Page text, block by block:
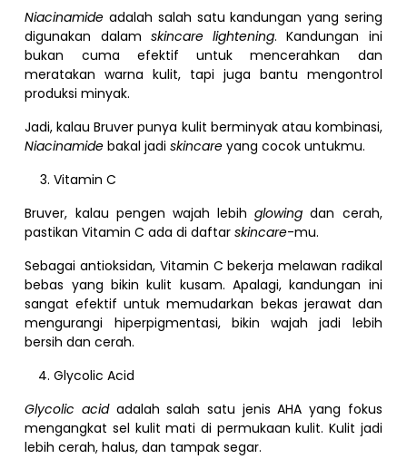
Niacinamideadalah salah satu kandungan yang sering
digunakan dalam skincare lightening. Kandungan ini
bukan cuma efektif untuk mencerahkan dan
meratakan warna kulit, tapi juga bantu mengontrol
produksi minyak.
Jadi, kalau Bruver punya kulit berminyak atau kombinasi,
Niacinamidebakal jadiskincareyang cocok untukmu.
Vitamin C
Bruver, kalau pengen wajah lebihglowingdan cerah,
pastikan Vitamin C ada di daftarskincare-mu.
Sebagai antioksidan, Vitamin C bekerja melawan radikal
bebas yang bikin kulit kusam. Apalagi, kandungan ini
sangat efektif untuk memudarkan bekas jerawat dan
mengurangi hiperpigmentasi, bikin wajah jadi lebih
bersih dan cerah.
Glycolic Acid
Glycolic acidadalah salah satu jenis AHA yang fokus
mengangkat sel kulit mati di permukaan kulit. Kulit jadi
lebih cerah, halus, dan tampak segar.